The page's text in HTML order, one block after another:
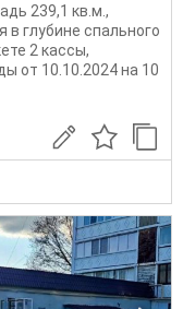
239,1 кв.м.,
в глубине спального
2 кассы,
от 10.10.2024 на 10